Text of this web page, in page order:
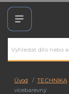
Úvod TECHNIKA
vícebarevný